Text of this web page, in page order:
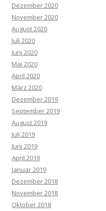
Dezember 2020
November 2020
August 2020
Juli 2020
Juni 2020
Mai 2020
April 2020
März 2020
Dezember 2019
September 2019
August 2019
Juli 2019
Juni 2019
April 2019
Januar 2019
Dezember 2018
November 2018
Oktober 2018